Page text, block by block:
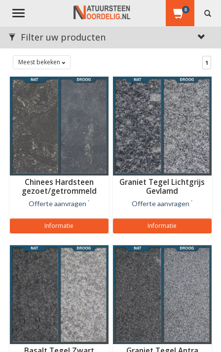
Toggle
0
Filter uw producten
Meest bekeken 1
Chinees Hardsteen
gezoet/getrommeld
Offerte aanvragen *
Informatie
Graniet Tegel Lichtgrijs
Gevlamd
Offerte aanvragen *
Informatie